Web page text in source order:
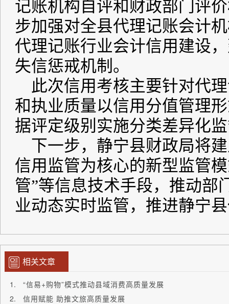
相关文章
“信易+购物”模式推动县域消费高质量发展
信用赋能 助推文旅高质量发展